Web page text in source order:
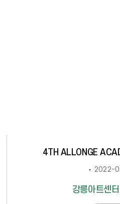
4TH ALLONGE
2022-
강릉아트센